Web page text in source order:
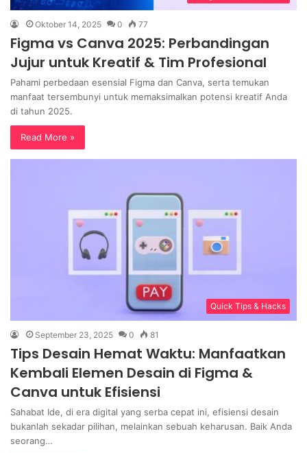
Oktober 14, 2025 0 77
Figma vs Canva 2025: Perbandingan
Jujur untuk Kreatif & Tim Profesional
Pahami perbedaan esensial Figma dan Canva, serta temukan
manfaat tersembunyi untuk memaksimalkan potensi kreatif Anda
di tahun 2025.
Read More »
Quick Tips & Hacks
September 23, 2025 0 81
Tips Desain Hemat Waktu: Manfaatkan
Kembali Elemen Desain di Figma &
Canva untuk Efisiensi
Sahabat Ide, di era digital yang serba cepat ini, efisiensi desain
bukanlah sekadar pilihan, melainkan sebuah keharusan. Baik Anda
seorang…